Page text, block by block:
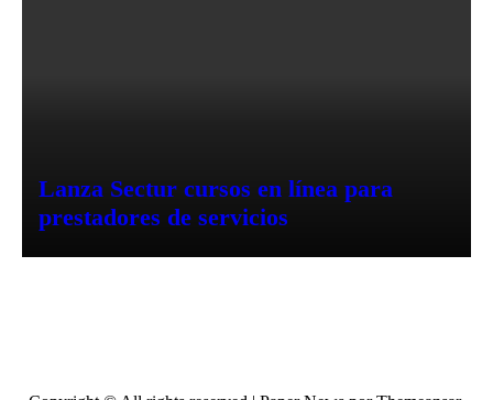
Lanza Sectur cursos en línea para
prestadores de servicios